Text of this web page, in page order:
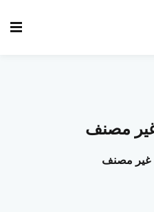
مصنف
غير مصنف